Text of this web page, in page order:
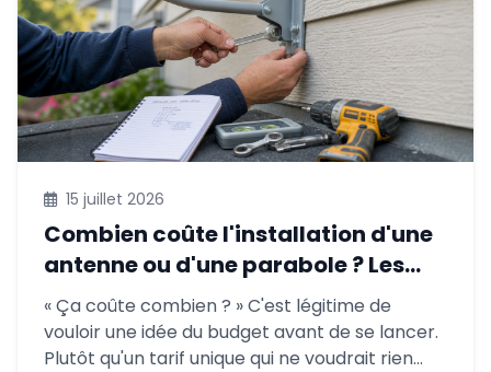
15 juillet 2026
Combien coûte l'installation d'une
antenne ou d'une parabole ? Les
facteurs qui font le prix
« Ça coûte combien ? » C'est légitime de
vouloir une idée du budget avant de se lancer.
Plutôt qu'un tarif unique qui ne voudrait rien